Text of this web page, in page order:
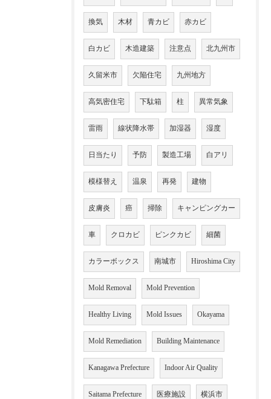
換気 木材 青カビ 赤カビ
白カビ 木造建築 注意点 北九州市
久留米市 欠陥住宅 九州地方
高気密住宅 下駄箱 柱 異常気象
雷雨 線状降水帯 加湿器 湿度
日当たり 予防 製造工場 白アリ
模様替え 温泉 再発 建物
皮膚炎 癌 掃除 キャンピングカー
車 クロカビ ピンクカビ 細菌
カラーボックス 南城市 Hiroshima City
Mold Removal Mold Prevention
Healthy Living Mold Issues Okayama
Mold Remediation Building Maintenance
Kanagawa Prefecture Indoor Air Quality
Saitama Prefecture 医療施設 横浜市